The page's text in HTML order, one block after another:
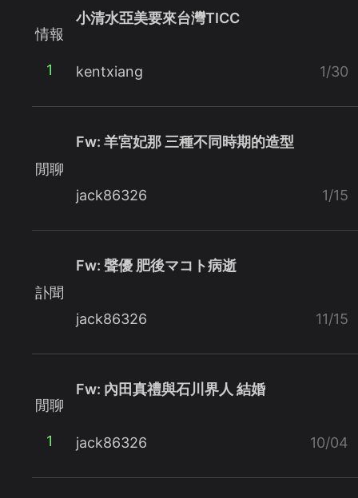
情報
1
小清水亞美要來台灣TICC
kentxiang 1/30
閒聊
Fw: 羊宮妃那 三種不同時期的造型
jack86326 1/15
訃聞
Fw: 聲優 肥後マコト病逝
jack86326 11/15
閒聊
1
Fw: 內田真禮與石川界人 結婚
jack86326 10/04